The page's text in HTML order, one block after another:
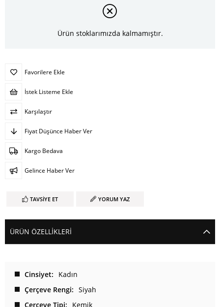
Ürün stoklarımızda kalmamıştır.
Favorilere Ekle
İstek Listeme Ekle
Karşılaştır
Fiyat Düşünce Haber Ver
Kargo Bedava
Gelince Haber Ver
TAVSIYE ET YORUM YAZ
ÜRÜN ÖZELLIKLERI
Cinsiyet
Kadın
Çerçeve Rengi
Siyah
Çerçeve Tipi
Kemik